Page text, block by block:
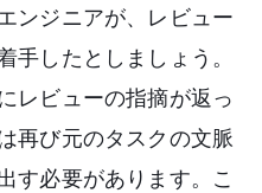
ンジニアが、レビュー
手したとしましょう。
レビューの指摘が返っ
再び元のタスクの文脈
す必要があります。こ